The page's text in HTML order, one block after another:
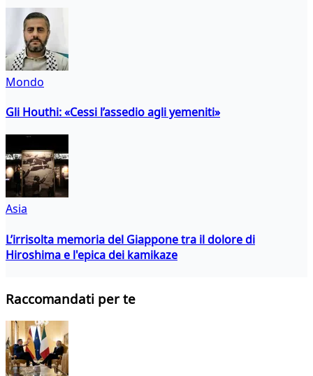
Mondo
Gli Houthi: «Cessi l’assedio agli yemeniti»
Asia
L’irrisolta memoria del Giappone tra il dolore di
Hiroshima e l'epica dei kamikaze
Raccomandati per te